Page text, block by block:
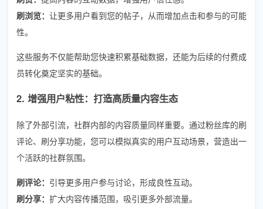
刷浏览： 让更多用户看到您的帖子，从而增加点击和参与的可能
性。
这些服务不仅能帮助您快速积累基础数据，还能为后续的付费成
员转化奠定坚实的基础。
2. 增强用户粘性：打造高质量内容生态
除了外部引流，社群内部的内容质量同样重要。通过粉丝库的刷
评论、刷分享功能，您可以模拟真实的用户互动场景，营造出一
个活跃的社群氛围。
刷评论： 引导更多用户参与讨论，形成良性互动。
刷分享： 扩大内容传播范围，吸引更多外部流量。